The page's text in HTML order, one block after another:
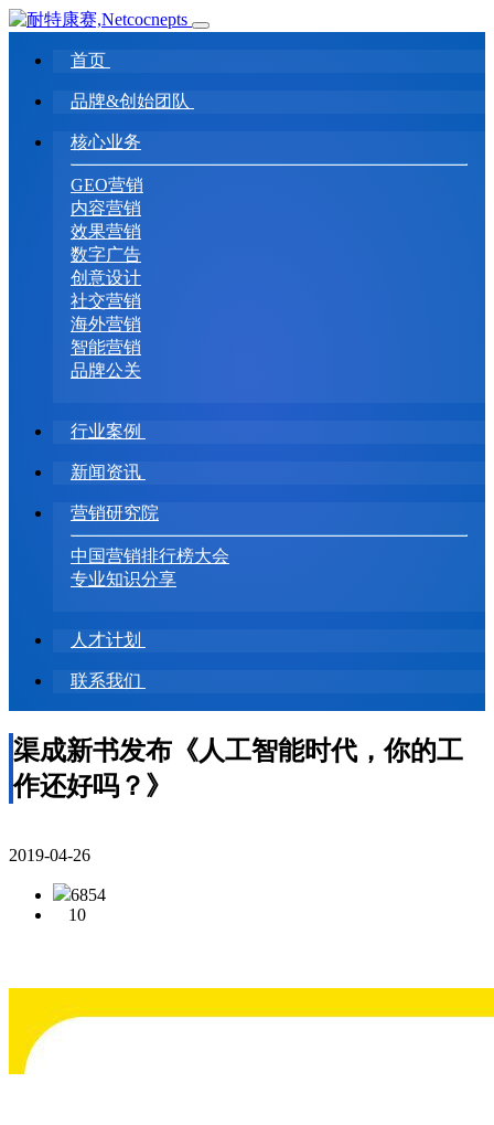
首页
品牌&创始团队
核心业务
GEO营销
内容营销
效果营销
数字广告
创意设计
社交营销
海外营销
智能营销
品牌公关
行业案例
新闻资讯
营销研究院
中国营销排行榜大会
专业知识分享
人才计划
联系我们
渠成新书发布《人工智能时代，你的工
作还好吗？》
2019-04-26
6854
10